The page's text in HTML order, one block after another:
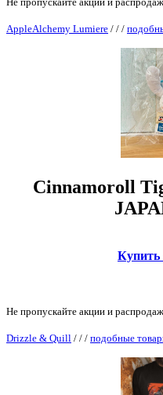
AppleAlchemy Lumiere / / /
Cinnamoroll
Купить
Не пропускайте акции и
Drizzle & Quill / / / подобные